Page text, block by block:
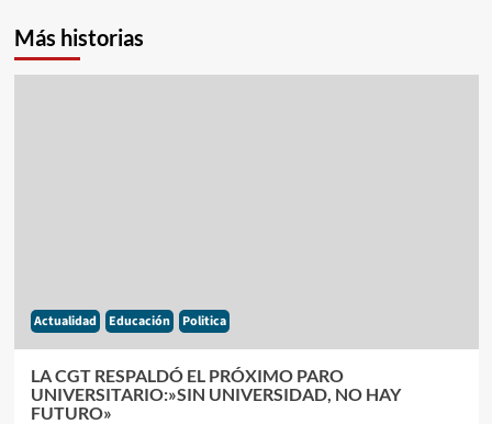
Más historias
Actualidad Educación Politica
LA CGT RESPALDÓ EL PRÓXIMO PARO
UNIVERSITARIO:»SIN UNIVERSIDAD, NO HAY
FUTURO»